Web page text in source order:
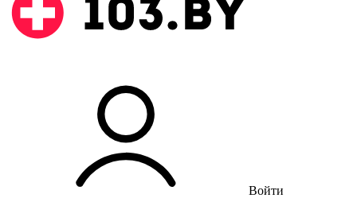
Войти